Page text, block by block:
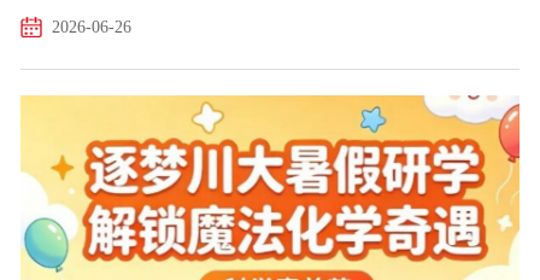
是驱动新时代青少年科学素养提升的核心引擎。本营以“重走长征
温革命岁月，于科创探索中体悟红色精神。本营通过编程闯...
2026-06-26